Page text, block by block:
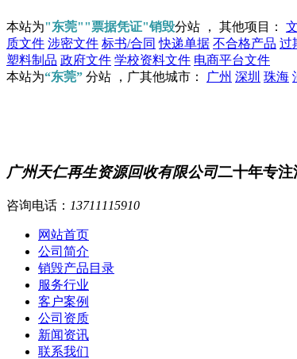
本站为"东莞""票据凭证"销毁分站 ， 其他项目：
质文件 涉密文件 标书/合同 快递单据 不合格产品 过
塑料制品 政府文件 学校资料文件 电商平台文件
本站为“东莞” 分站 ，广其他城市： 广州 深圳 珠海
广州天仁再生资源回收有限公司二十年专
咨询电话： 13711115910
网站首页
公司简介
销毁产品目录
服务行业
客户案例
公司资质
新闻资讯
联系我们